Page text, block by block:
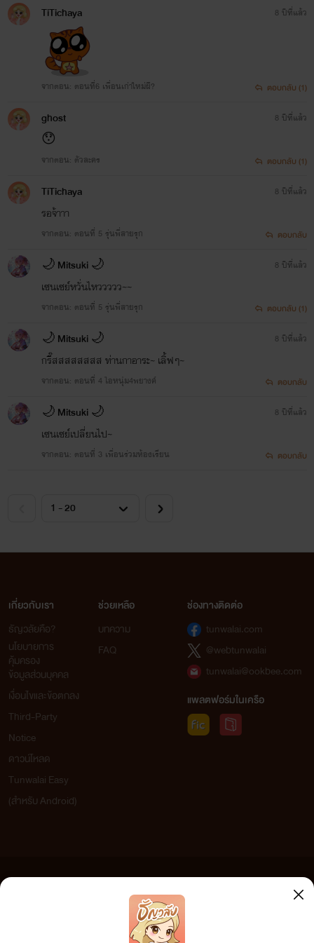
TiTichaya​
จากตอน: ตอนที่6 เพื่อนเก่าใหม่ผี?
8 ปีที่แล้ว
ตอบกลับ (1)
ghost
😯
จากตอน: ตัวละคร
8 ปีที่แล้ว
ตอบกลับ (1)
TiTichaya
รอจ้าาา
จากตอน: ตอนที่ 5 รุ่นพี่สายรุก
8 ปีที่แล้ว
ตอบกลับ
🌙 Mitsuki 🌙
เซนเซย์หวั่นไหววววว~~
จากตอน: ตอนที่ 5 รุ่นพี่สายรุก
8 ปีที่แล้ว
ตอบกลับ (1)
🌙 Mitsuki 🌙
กรี๊สสสสสสสส ท่านกาอาระ~ เลิ้ฟๆ~
จากตอน: ตอนที่ 4 ไอหนุ่ม4พยางค์
8 ปีที่แล้ว
ตอบกลับ
🌙 Mitsuki 🌙
เซนเซย์เปลี่ยนไป~
จากตอน: ตอนที่ 3 เพื่อนร่วมห้องเรียน
8 ปีที่แล้ว
ตอบกลับ
เกี่ยวกับเรา
ธัญวลัยคือ?
นโยบายการ
คุ้มครอง
ข้อมูลส่วนบุคคล
เงื่อนไขและข้อตกลง
Third-Party
Notice
ดาวน์โหลด
Tunwalai Easy
(สำหรับ Android)
ช่วยเหลือ
บทความ
FAQ
ช่องทางติดต่อ
tunwalai.com
@webtunwalai
tunwalai@ookbee.com
แพลตฟอร์มในเครือ
เว็บไซต์แห่งนี้ไม่ได้เห็นด้วยและไม่ขอรับผิดชอบต่อข้อความใดๆ ทั้งสิ้น ดังนั้นผู้อ่านทุกท่านโปรดใช้
วิจารณญาณในการกลั่นกรองด้วยตนเอง และหากท่านพบข้อความใดๆ ที่ขัดต่อกฎหมายและศีลธรรม
กรุณาแจ้งมาที่ tunwalai@ookbee.com เพื่อทีมงานจะได้ดำเนินการในทันที ทั้งนี้ ทางเว็บไซต์ขอสงวน